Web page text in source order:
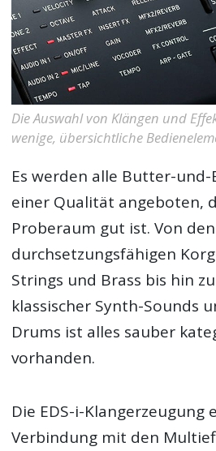
Die Auswahl von Klängen und
wenige, übersichtliche
Es werden alle Butter-
einer Qualität angeboten,
Proberaum gut ist. Von
durchsetzungsfähigen
Strings und Brass bis hin
klassischer Synth-Sounds
Drums ist alles sauber
vorhanden.
Die EDS-i-Klangerzeugung
Verbindung mit den